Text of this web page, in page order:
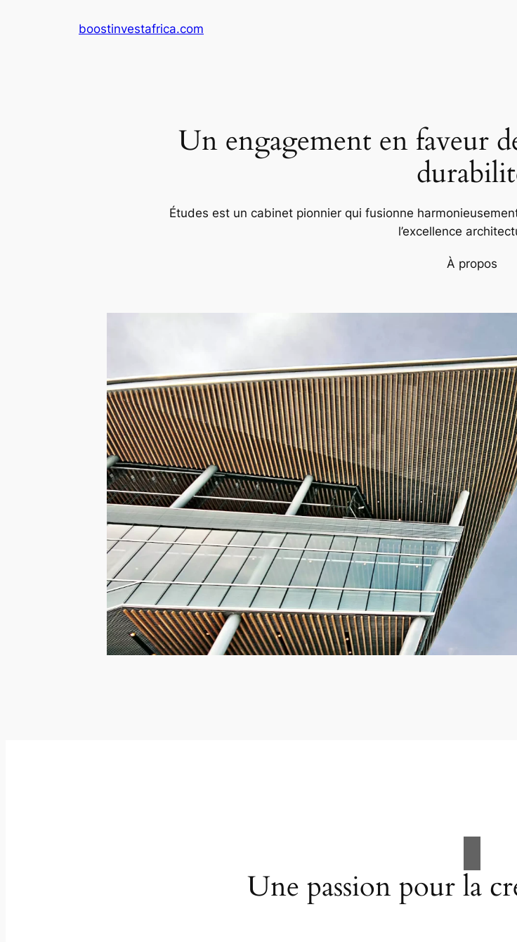
boostinvestafrica.com
Un engagement en faveur
Études est un cabinet pionnier qui fusionne
l’excellence
À propos
Une passion pour la